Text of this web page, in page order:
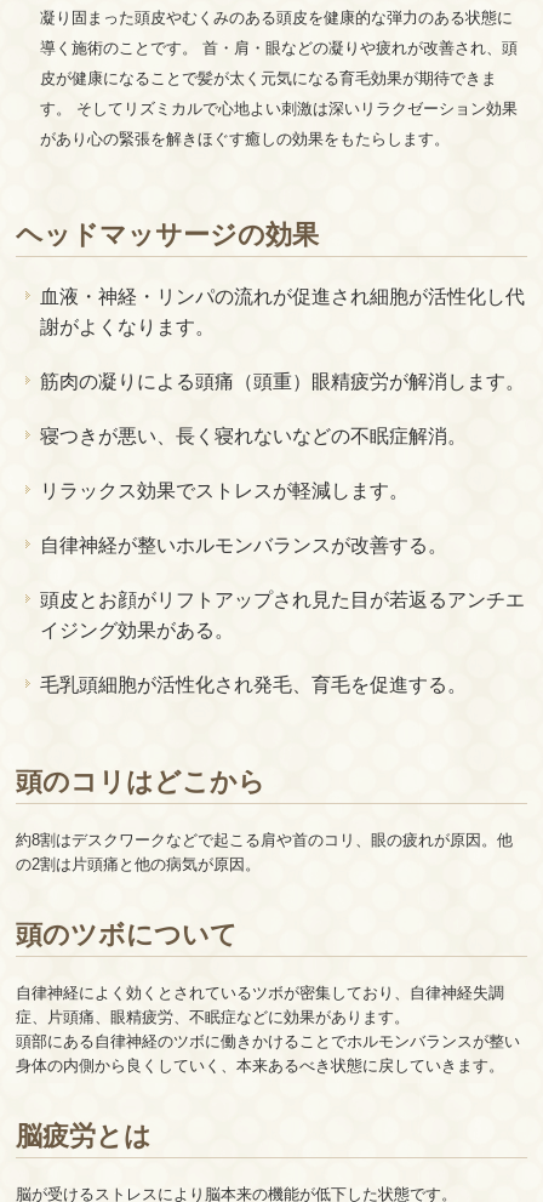
凝り固まった頭皮やむくみのある頭皮を健康的な弾力のある状態に
導く施術のことです。 首・肩・眼などの凝りや疲れが改善され、頭
皮が健康になることで髪が太く元気になる育毛効果が期待できま
す。 そしてリズミカルで心地よい刺激は深いリラクゼーション効果
があり心の緊張を解きほぐす癒しの効果をもたらします。
ヘッドマッサージの効果
血液・神経・リンパの流れが促進され細胞が活性化し代
謝がよくなります。
筋肉の凝りによる頭痛（頭重）眼精疲労が解消します。
寝つきが悪い、長く寝れないなどの不眠症解消。
リラックス効果でストレスが軽減します。
自律神経が整いホルモンバランスが改善する。
頭皮とお顔がリフトアップされ見た目が若返るアンチエ
イジング効果がある。
毛乳頭細胞が活性化され発毛、育毛を促進する。
頭のコリはどこから
約8割はデスクワークなどで起こる肩や首のコリ、眼の疲れが原因。他
の2割は片頭痛と他の病気が原因。
頭のツボについて
自律神経によく効くとされているツボが密集しており、自律神経失調
症、片頭痛、眼精疲労、不眠症などに効果があります。
頭部にある自律神経のツボに働きかけることでホルモンバランスが整い
身体の内側から良くしていく、本来あるべき状態に戻していきます。
脳疲労とは
脳が受けるストレスにより脳本来の機能が低下した状態です。